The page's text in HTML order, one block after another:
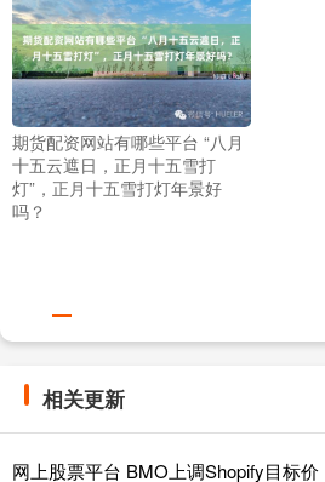
期货配资网站有哪些平台 “八月
十五云遮日，正月十五雪打
灯”，正月十五雪打灯年景好
吗？
相关更新
网上股票平台 BMO上调Shopify目标价